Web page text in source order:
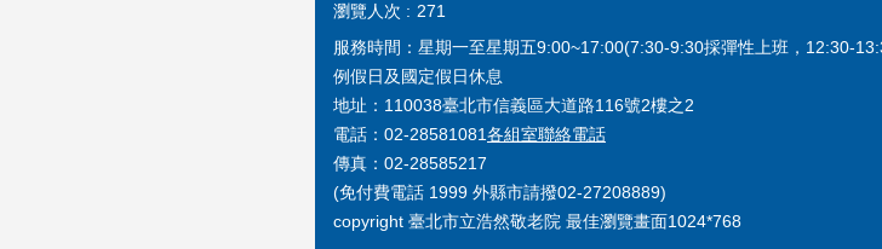
瀏覽人次
271
服務時間：星期一至星期五9:00~17:00(7:30-9:30採彈性上班，12:30-
例假日及國定假日休息
地址：110038臺北市信義區大道路116號2樓之2
電話：02-28581081各組室聯絡電話
傳真：02-28585217
(免付費電話 1999 外縣市請撥02-27208889)
copyright 臺北市立浩然敬老院 最佳瀏覽畫面1024*768